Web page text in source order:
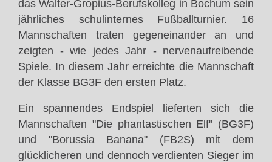
das Walter-Gropius-Berufskolleg in Bochum sein
jährliches schulinternes Fußballturnier. 16
Mannschaften traten gegeneinander an und
zeigten - wie jedes Jahr - nervenaufreibende
Spiele. In diesem Jahr erreichte die Mannschaft
der Klasse BG3F den ersten Platz.
Ein spannendes Endspiel lieferten sich die
Mannschaften "Die phantastischen Elf" (BG3F)
und "Borussia Banana" (FB2S) mit dem
glücklicheren und dennoch verdienten Sieger im